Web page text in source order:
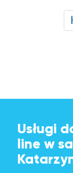
Usługi
line w